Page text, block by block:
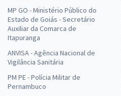
MP GO - Ministério Público do
Estado de Goiás - Secretário
Auxiliar da Comarca de
Itapuranga
ANVISA - Agência Nacional de
Vigilância Sanitária
PM PE - Polícia Militar de
Pernambuco